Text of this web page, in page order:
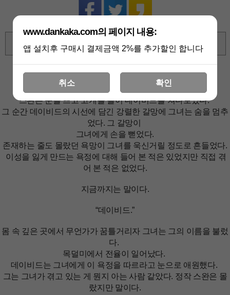
확대보기
상세 정보를 확대해 보실 수 있습니다
스완은 눈을 뜨고 고개를 들어 데이비드를 쳐다보았다.
그 순간 데이비드의 시선에 담긴 강렬한 갈망에 그녀는 숨을 멈추
었다. 그 갈망이
그녀에게 손을 뻗었다.
존재하는 줄도 몰랐던 욕망이 그녀를 욱신거릴 정도로 흔들었다.
이성을 잃게 만드는 욕정에 대해 들어 본 적은 있었지만 직접 겪
어 본 적은 없었다.
지금까지는 말이다.
“데이비드.”
몸 속 깊은 곳에서 무언가가 꿈틀거리자 그녀는 그의 이름을 불렀
다.
목덜미에서 전율이 일어났다.
데이비드는 그녀에게 이 욕정을 따르라고 눈으로 애원했다.
그는 그녀가 겪고 있는 게 뭔지 아는 사람 같았다. 정작 스완은 몰
랐지만 말이다.
www.dankaka.com의 페이지 내용:
앱 설치후 구매시 결제금액 2%를 추가할인 합니다
취소 확인